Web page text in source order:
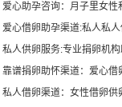
爱心助孕咨询：月子里女
爱心借卵助孕渠道:私人私
私人供卵服务:专业捐卵机
靠谱捐卵助怀渠道：爱心
私人借卵渠道：女性借卵